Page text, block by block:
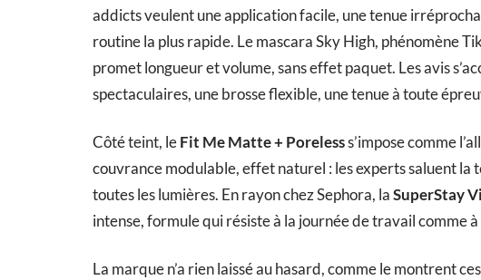
addicts veulent une application facile, une tenue
routine la plus rapide. Le mascara Sky High, phénomène
promet longueur et volume, sans effet paquet. Les avis
spectaculaires, une brosse flexible, une tenue à toute
Côté teint, leFit Me Matte + Porelesss’impose comme
couvrance modulable, effet naturel : les experts saluent la
toutes les lumières. En rayon chez Sephora, laSuperStay
intense, formule qui résiste à la journée de travail comme
La marque n’a rien laissé au hasard, comme le montrent